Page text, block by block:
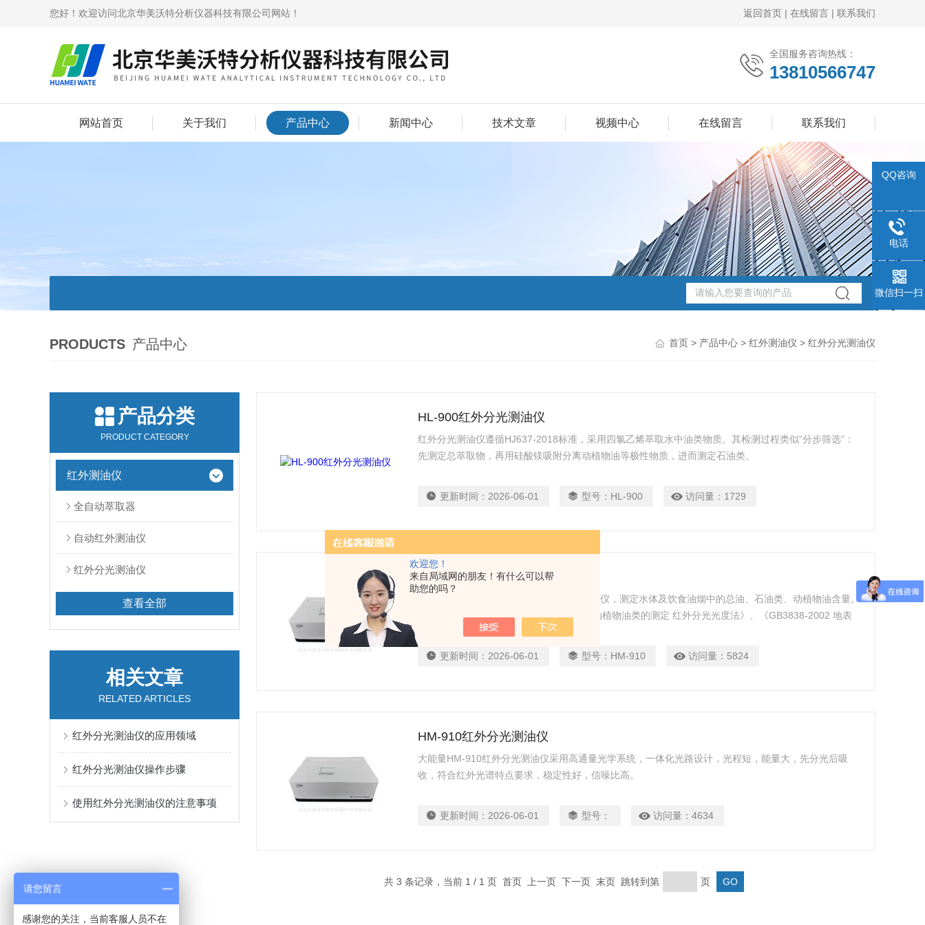
欢迎您！
来自局域网的朋友！有什么可以帮
助您的吗？
您好！欢迎访问北京华美沃特分析仪器科技有限公司网站！ 返回首页 | 在线留言 | 联系我们
全国服务咨询热线：
13810566747
网站首页 关于我们 产品中心 新闻中心 技术文章 视频中心 在线留言 联系我们
PRODUCTS 产品中心 首页 > 产品中心 > 红外测油仪 > 红外分光测油仪
产品分类
PRODUCT CATEGORY
红外测油仪
全自动萃取器
自动红外测油仪
红外分光测油仪
查看全部
相关文章
RELATED ARTICLES
红外分光测油仪的应用领域
红外分光测油仪操作步骤
使用红外分光测油仪的注意事项
HL-900红外分光测油仪
红外分光测油仪遵循HJ637-2018标准，采用四氯乙烯萃取水中油类物质。其检测过程类似“分步筛选”：
先测定总萃取物，再用硅酸镁吸附分离动植物油等极性物质，进而测定石油类。
更新时间： 2026-06-01 型号： HL-900 访问量： 1729
HM-910红外分光测油仪
华美沃特研发的这款HM-910 红外分光测油仪，测定水体及饮食油烟中的总油、石油类、动植物油含量。
执行标准：《HJ637-2012 水质 石油类和动植物油类的测定 红外分光光度法》、《GB3838-2002 地表
水环境质量标准》、《GB18918-2002 城镇污水处理厂污染物排放标准》、《GB8978-1996 污水综合排
放标准》、《GB18466-2005 医疗机构水污染物排放标准》
更新时间： 2026-06-01 型号： HM-910 访问量： 5824
HM-910红外分光测油仪
大能量HM-910红外分光测油仪采用高通量光学系统，一体化光路设计，光程短，能量大，先分光后吸
收，符合红外光谱特点要求，稳定性好，信噪比高。
更新时间： 2026-06-01 型号： 访问量：4634
共 3 条记录，当前 1 / 1 页 首页 上一页 下一页 末页 跳转到第 页
QQ咨询
电话
微信扫一扫
请您留言
感谢您的关注，当前客服人员不在